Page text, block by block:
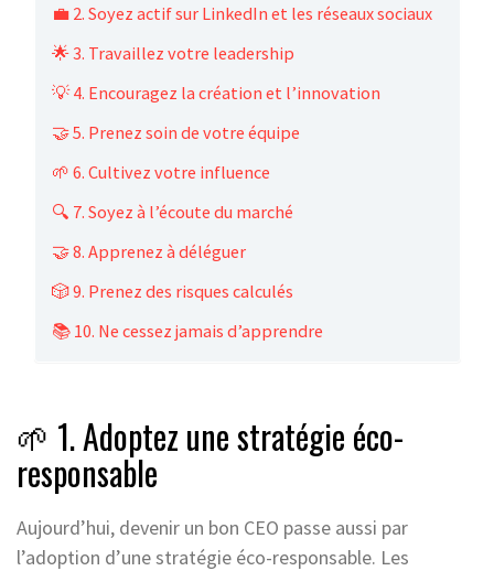
💼 2. Soyez actif sur LinkedIn et les réseaux sociaux
🌟 3. Travaillez votre leadership
💡 4. Encouragez la création et l’innovation
🤝 5. Prenez soin de votre équipe
🌱 6. Cultivez votre influence
🔍 7. Soyez à l’écoute du marché
🤝 8. Apprenez à déléguer
🎲 9. Prenez des risques calculés
📚 10. Ne cessez jamais d’apprendre
🌱 1. Adoptez une stratégie éco-
responsable
Aujourd’hui, devenir un bon CEO passe aussi par
l’adoption d’une stratégie éco-responsable. Les